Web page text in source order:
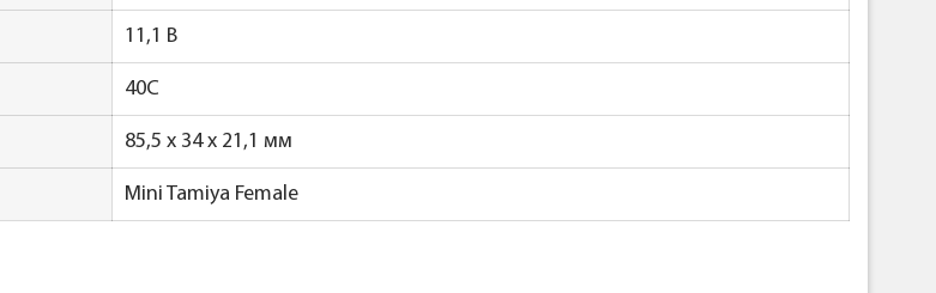
11,1 В
40C
85,5 x 34 x 21,1 мм
Mini Tamiya Female